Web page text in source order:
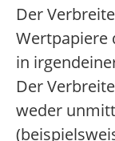
Der
Wertpapiere
in
Der
weder